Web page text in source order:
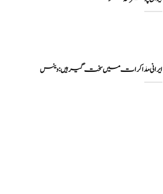
ایرانی مذاکرات میں سخت گیر ہیں: وینس